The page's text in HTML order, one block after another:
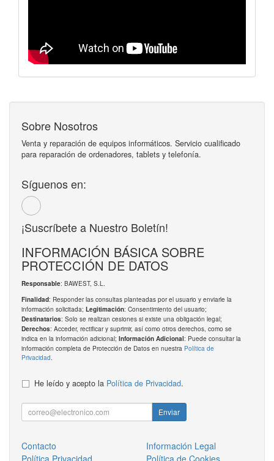
Sobre Nosotros
Venta y reparación de equipos informáticos. Servicio cualificado
para reparación de ordenadores, tablets y telefonía.
Síguenos en:
¡Suscríbete a Nuestro Boletín!
INFORMACIÓN BÁSICA SOBRE
PROTECCIÓN DE DATOS
Responsable: BAWEST, S.L.
Finalidad: Responder las consultas planteadas por el usuario y enviarle la
información solicitada; Legitimación: Consentimiento del usuario;
Destinatarios: Solo se realizan cesiones si existe una obligación legal;
Derechos: Acceder, rectificar y suprimir, así como otros derechos, como se
indica en la información adicional; Información Adicional: Puede consultar la
información completa de Protección de Datos en nuestra Política de
Privacidad
He leído y acepto la Política de Privacidad.
Enviar
Contacto
Información Legal
Política Privacidad
Política de Cookies